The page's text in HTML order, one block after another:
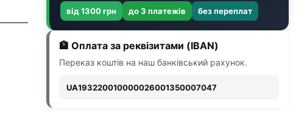
від 1300 грн до 3 платежів без переплат
🏦 Оплата за реквізитами (IBAN)
Переказ коштів на наш банківський рахунок.
UA193220010000026001350007047